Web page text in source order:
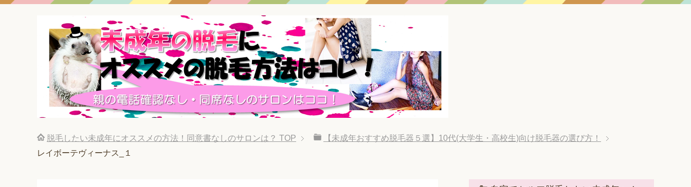
脱毛したい未成年にオススメの方法！同意書なしのサロンは？ TOP
【未成年おすすめ脱毛器５選】10代(大学生・高校生)向け脱毛器の選び方！
レイボーテヴィーナス_１